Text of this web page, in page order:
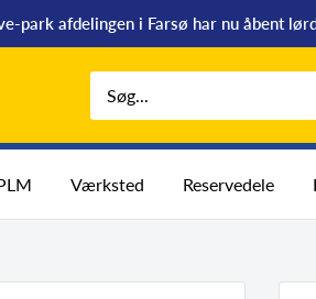
park afdelingen i Farsø har nu åbent
Værksted Reservedele